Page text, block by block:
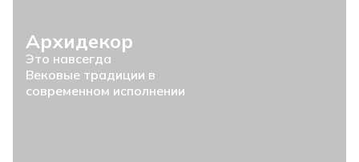
Архидекор
Это навсегда
Вековые традиции в
современном исполнении